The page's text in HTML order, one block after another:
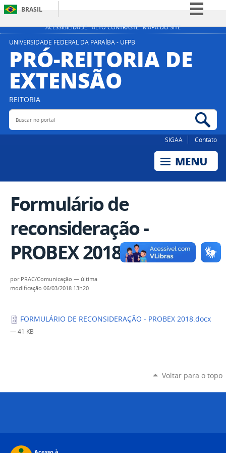
ACESSIBILIDADE ALTO CONTRASTE MAPA DO SITE
BRASIL
Simplifique!
Participe
UNIVERSIDADE FEDERAL DA PARAÍBA - UFPB
PRÓ-REITORIA DE
EXTENSÃO
REITORIA
Buscar no portal
SIGAA Contato
Formulário de
reconsideração -
PROBEX 2018
por PRAC/Comunicação — última
modificação 06/03/2018 13h20
FORMULÁRIO DE RECONSIDERAÇÃO - PROBEX 2018.docx
— 41 KB
Voltar para o topo